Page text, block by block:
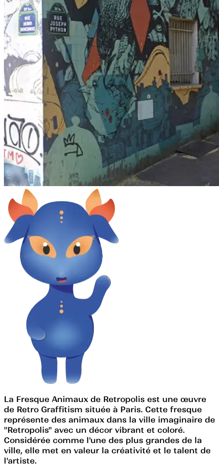
La Fresque Animaux de Retropolis est une œuvre
de Retro Graffitism située à Paris. Cette fresque
représente des animaux dans la ville imaginaire de
"Retropolis" avec un décor vibrant et coloré.
Considérée comme l'une des plus grandes de la
ville, elle met en valeur la créativité et le talent de
l'artiste.